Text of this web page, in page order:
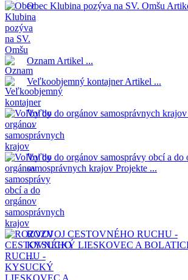
Obec Klubina pozýva na SV. Omšu
Oznam Artikel ...
Veľkoobjemný kontajnerArtikel ...
Voľby do orgánov samosprávnych krajov
...
Voľby do orgánov samosprávy obcí a do
samosprávnych krajov Projekte ...
ROZVOJ CESTOVNÉHO RUCHU -
KYSUCKÝ LIESKOVEC A
...